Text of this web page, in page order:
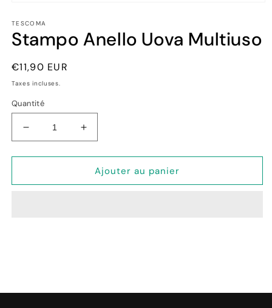
média
1
dans
fenêtre
modale
TESCOMA
Stampo Anello Uova Multiuso
Prix
habituel
€11,90 EUR
Taxes incluses.
Quantité
Réduire
la
quantité
Stampo
Augmenter
la
quantité
Stampo
Ajouter au panier